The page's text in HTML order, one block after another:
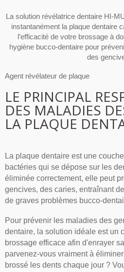
La solution révélatrice dentaire HI-
instantanément la plaque dentaire
l’efficacité de votre brossage à
hygiène bucco-dentaire pour
des
Agent révélateur de plaque
LE PRINCIPAL
DES MALADIES
LA PLAQUE
La plaque dentaire est une
bactéries qui se dépose sur les
éliminée correctement, elle peut
gencives, des caries, entraînant
de graves problèmes bucco-
Pour prévenir les maladies des
dentaire, la solution idéale est un
brossage efficace afin d'enrayer
parvenez-vous vraiment à
brossé les dents chaque jour ?